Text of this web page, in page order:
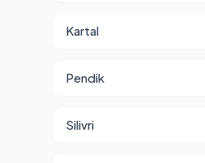
Kartal
Pendik
Silivri